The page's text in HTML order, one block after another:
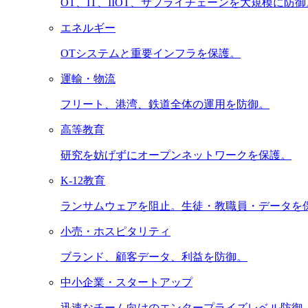
OT、IT、IIOT、サプライチェーンを大規模に防御
エネルギー
OTシステムと重要インフラを保護。
運輸・物流
フリート、港湾、鉄道全体の運用を防御。
高等教育
研究を妨げずにオープンネットワークを保護。
K-12教育
ランサムウェアを阻止。生徒・教職員・データを
小売・ホスピタリティ
ブランド、顧客データ、利益を防御。
中小企業・スタートアップ